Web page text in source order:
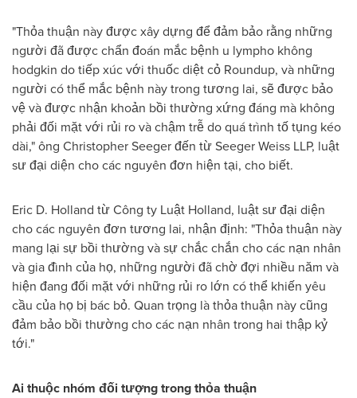
"Thỏa thuận này được xây dựng để đảm bảo rằng những
người đã được chẩn đoán mắc bệnh u lympho không
hodgkin do tiếp xúc với thuốc diệt cỏ Roundup, và những
người có thể mắc bệnh này trong tương lai, sẽ được bảo
vệ và được nhận khoản bồi thường xứng đáng mà không
phải đối mặt với rủi ro và chậm trễ do quá trình tố tụng kéo
dài," ông Christopher Seeger đến từ Seeger Weiss LLP, luật
sư đại diện cho các nguyên đơn hiện tại, cho biết.
Eric D. Holland từ Công ty Luật Holland, luật sư đại diện
cho các nguyên đơn tương lai, nhận định: "Thỏa thuận này
mang lại sự bồi thường và sự chắc chắn cho các nạn nhân
và gia đình của họ, những người đã chờ đợi nhiều năm và
hiện đang đối mặt với những rủi ro lớn có thể khiến yêu
cầu của họ bị bác bỏ. Quan trọng là thỏa thuận này cũng
đảm bảo bồi thường cho các nạn nhân trong hai thập kỷ
tới."
Ai thuộc nhóm đối tượng trong thỏa thuận